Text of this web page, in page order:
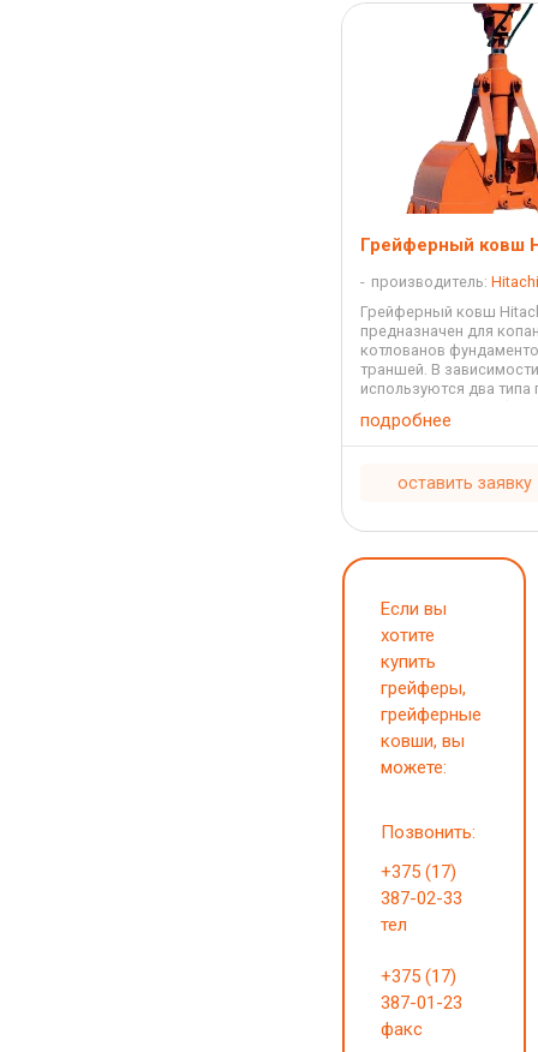
Грейферный ковш
производитель: Hitachi
Грейферный ковш
предназначен для
котлованов
траншей. В
используются два
ковшей (грейферов).
нажимного типа (shell-
открывается/
подробнее
оставить заявку
Если вы
хотите
купить
грейферы,
грейферные
ковши, вы
можете:
Позвонить:
+375 (17)
387-02-33
тел
+375 (17)
387-01-23
факс